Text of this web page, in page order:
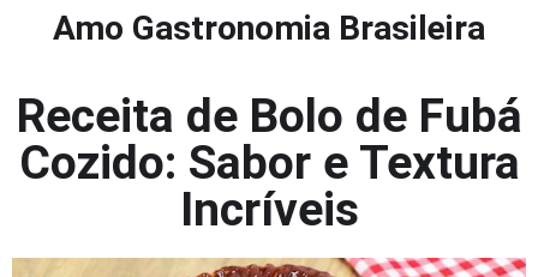
Amo Gastronomia Brasileira
Receita de Bolo de Fubá
Cozido: Sabor e Textura
Incríveis